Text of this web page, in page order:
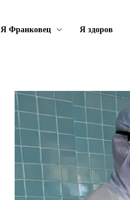
Я Франковец Я здоров